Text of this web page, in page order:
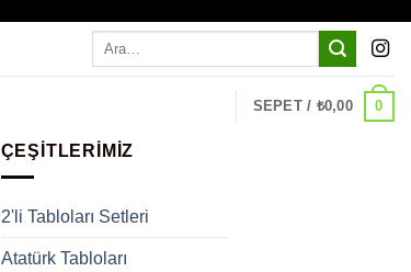
Ara:
SEPET / ₺0,00 0
ÇEŞITLERIMIZ
2'li Tabloları Setleri
Atatürk Tabloları